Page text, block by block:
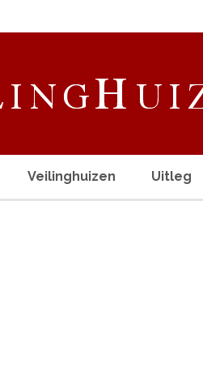
Veilinghuizen Uitleg